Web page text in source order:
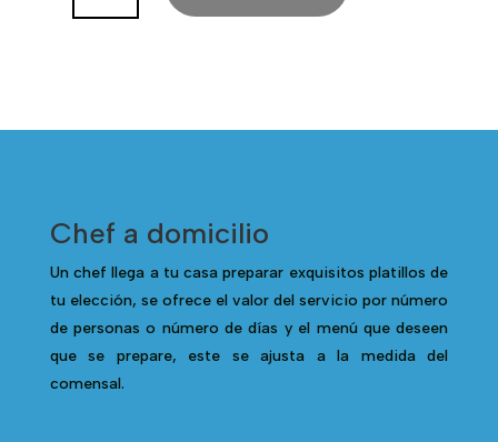
Home
Chef a domicilio
Un chef llega a tu casa preparar exquisitos platillos de
tu elección, se ofrece el valor del servicio por número
de personas o número de días y el menú que deseen
que se prepare, este se ajusta a la medida del
comensal.